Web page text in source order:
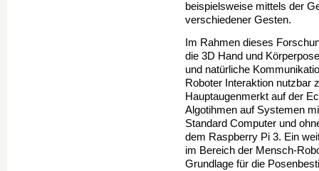
beispielsweise mittels der
verschiedener Gesten.
Im Rahmen dieses
die 3D Hand und
und natürliche
Roboter Interaktion nutzbar
Hauptaugenmerkt auf der
Algotihmen auf Systemen
Standard Computer und
dem Raspberry Pi 3. Ein
im Bereich der Mensch-
Grundlage für die